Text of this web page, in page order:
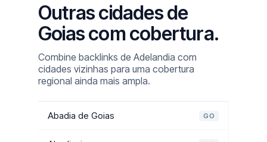
Outras cidades de
Goias com cobertura.
Combine backlinks de Adelandia com
cidades vizinhas para uma cobertura
regional ainda mais ampla.
Abadia de Goias GO